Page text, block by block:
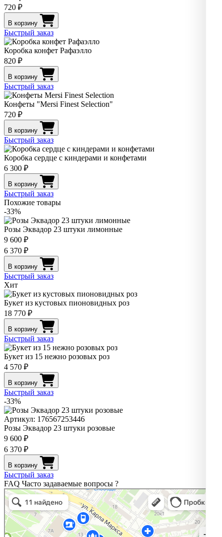
720 ₽
В корзину
Быстрый заказ
Коробка конфет Рафаэлло
820 ₽
В корзину
Быстрый заказ
Конфеты "Mersi Finest Selection"
720 ₽
В корзину
Быстрый заказ
Коробка сердце с киндерами и конфетами
6 300 ₽
В корзину
Быстрый заказ
Похожие товары
-33%
Розы Эквадор 23 штуки лимонные
9 600 ₽
6 370 ₽
В корзину
Быстрый заказ
Хит
Букет из кустовых пионовидных роз
18 770 ₽
В корзину
Быстрый заказ
Букет из 15 нежно розовых роз
4 570 ₽
В корзину
Быстрый заказ
-33%
Артикул: 176567253446
Розы Эквадор 23 штуки розовые
9 600 ₽
6 370 ₽
В корзину
Быстрый заказ
FAQ Часто задаваемые вопросы ?
Pro. Цветы
Магазин цветов в Нижнем Новгороде
Доставка цветов и букетов в Нижнем Новгороде